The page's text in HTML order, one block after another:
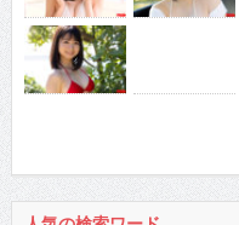
人気の検索ワード